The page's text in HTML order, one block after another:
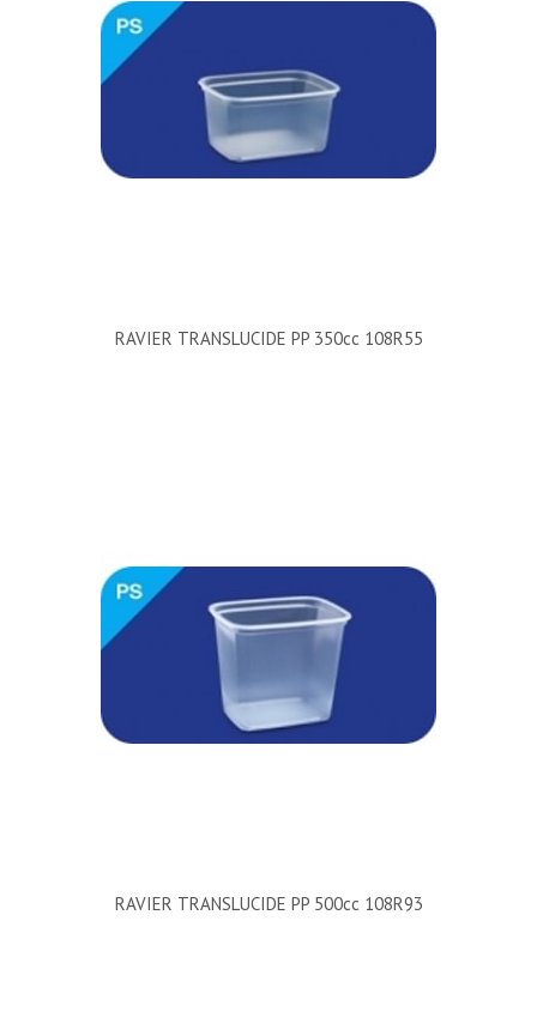
RAVIER TRANSLUCIDE PP 350cc 108R55
RAVIER TRANSLUCIDE PP 500cc 108R93